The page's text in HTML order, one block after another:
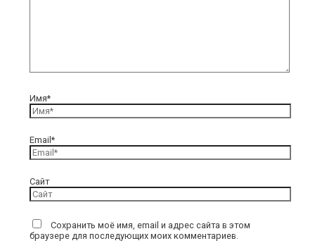
Имя*
Email*
Сайт
Сохранить моё имя, email и адрес сайта в этом
браузере для последующих моих комментариев.